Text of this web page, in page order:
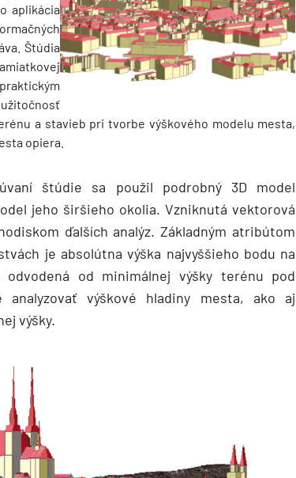
aplikácia
Štúdia
a stavieb pri tvorbe výškového modelu mesta,
opiera.
štúdie sa použil podrobný 3D model
jeho širšieho okolia. Vzniknutá vektorová
ďalších analýz. Základným atribútom
je absolútna výška najvyššieho bodu na
od minimálnej výšky terénu pod
výškové hladiny mesta, ako aj
výšky.